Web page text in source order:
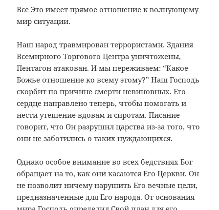
Все Это имеет прямое отношение к волнующему
мир ситуации.
Наш народ травмирован террористами. Здания
Всемирного Торгового Центра уничтожены,
Пентагон атакован. И мы переживаем: “Какое
Божье отношение ко всему этому?” Наш Господь
скорбит по причине смерти невиновных. Его
сердце направлено теперь, чтобы помогать и
нести утешение вдовам и сиротам. Писание
говорит, что Он разрушил царства из-за того, что
они не заботились о таких нуждающихся.
Однако особое внимание во всех бедствиях Бог
обращает на то, как они касаются Его Церкви. Он
не позволит ничему нарушить Его вечные цели,
предназначенные для Его народа. От основания